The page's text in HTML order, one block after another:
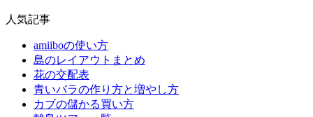
人気記事
amiiboの使い方
島のレイアウトまとめ
花の交配表
青いバラの作り方と増やし方
カブの儲かる買い方